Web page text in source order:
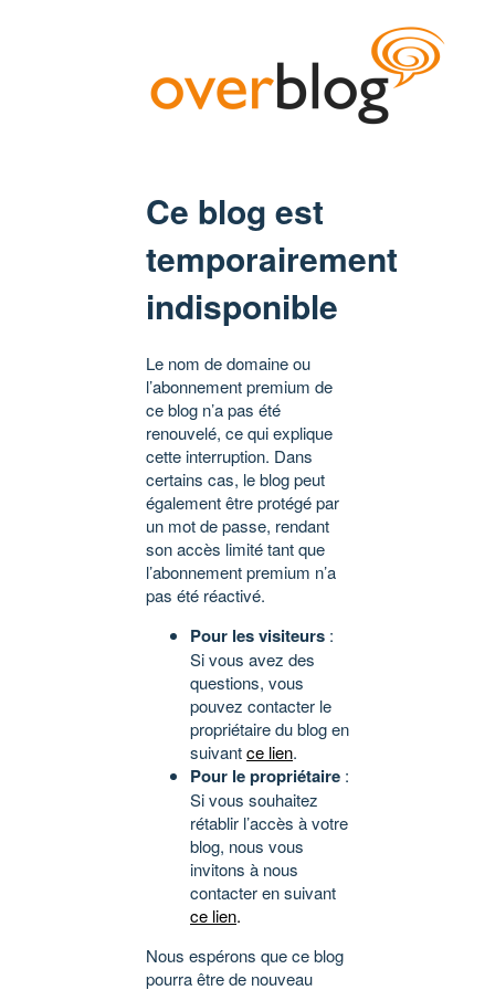
Ce blog est
temporairement
indisponible
Le nom de domaine ou
l’abonnement premium de
ce blog n’a pas été
renouvelé, ce qui explique
cette interruption. Dans
certains cas, le blog peut
également être protégé par
un mot de passe, rendant
son accès limité tant que
l’abonnement premium n’a
pas été réactivé.
Pour les visiteurs :
Si vous avez des
questions, vous
pouvez contacter le
propriétaire du blog en
suivantce lien.
Pour le propriétaire :
Si vous souhaitez
rétablir l’accès à votre
blog, nous vous
invitons à nous
contacter en suivant
ce lien.
Nous espérons que ce blog
pourra être de nouveau